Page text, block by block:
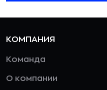
КОМПАНИЯ
Команда
О компании